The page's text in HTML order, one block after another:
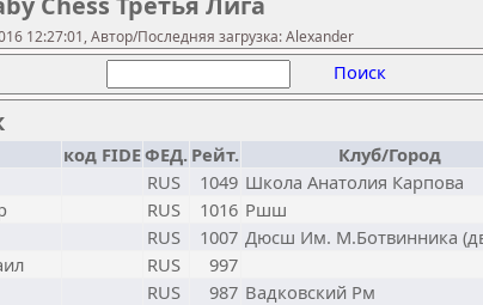
12:27:01, Автор/Последняя загрузка: Alexander
Поиск
код FIDEФЕД. Рейт.
Клуб/Город
RUS 1049 Школа Анатолия Карпова
RUS 1016 Ршш
RUS 1007 Дюсш Им. М.Ботвинника
RUS
997
RUS 987 Вадковский Рм